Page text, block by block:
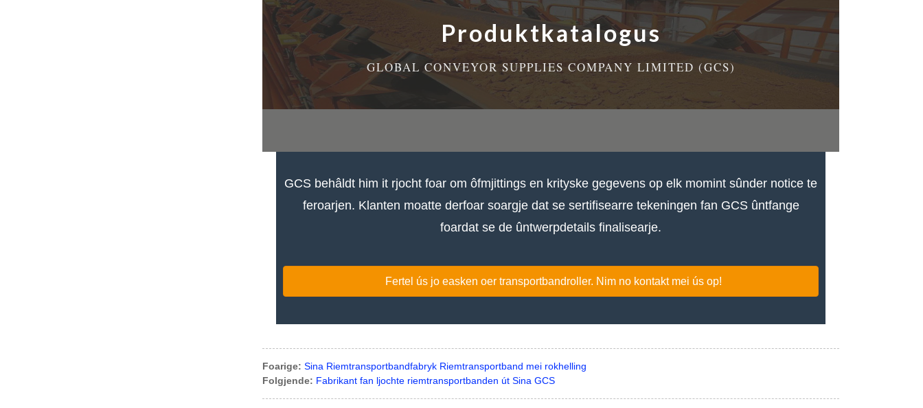
Produktkatalogus
GLOBAL CONVEYOR SUPPLIES COMPANY LIMITED (GCS)
GCS behâldt him it rjocht foar om ôfmjittings en krityske gegevens op elk momint sûnder notice te
feroarjen. Klanten moatte derfoar soargje dat se sertifisearre tekeningen fan GCS ûntfange
foardat se de ûntwerpdetails finalisearje.
Fertel ús jo easken oer transportbandroller. Nim no kontakt mei ús op!
Foarige: Sina Riemtransportbandfabryk Riemtransportband mei rokhelling
Folgjende: Fabrikant fan ljochte riemtransportbanden út Sina GCS